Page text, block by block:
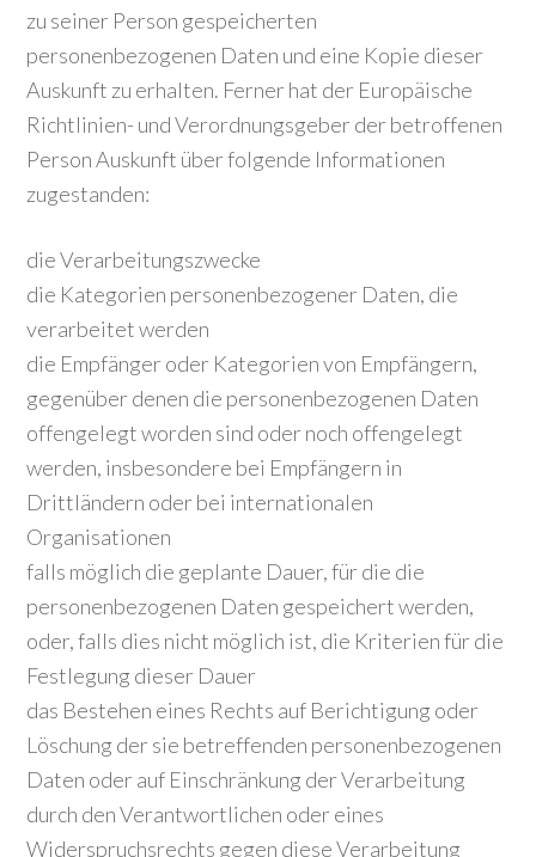
zu seiner Person gespeicherten
personenbezogenen Daten und eine Kopie dieser
Auskunft zu erhalten. Ferner hat der Europäische
Richtlinien- und Verordnungsgeber der betroffenen
Person Auskunft über folgende Informationen
zugestanden:
die Verarbeitungszwecke
die Kategorien personenbezogener Daten, die
verarbeitet werden
die Empfänger oder Kategorien von Empfängern,
gegenüber denen die personenbezogenen Daten
offengelegt worden sind oder noch offengelegt
werden, insbesondere bei Empfängern in
Drittländern oder bei internationalen
Organisationen
falls möglich die geplante Dauer, für die die
personenbezogenen Daten gespeichert werden,
oder, falls dies nicht möglich ist, die Kriterien für die
Festlegung dieser Dauer
das Bestehen eines Rechts auf Berichtigung oder
Löschung der sie betreffenden personenbezogenen
Daten oder auf Einschränkung der Verarbeitung
durch den Verantwortlichen oder eines
Widerspruchsrechts gegen diese Verarbeitung